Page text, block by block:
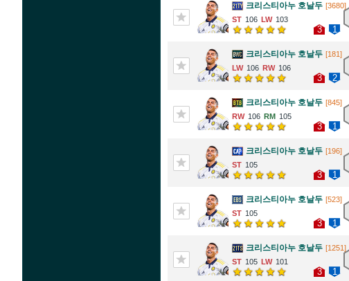
크리스티아누 호날두 [3680]
106
103
3 1
크리스티아누 호날두 [181]
106
106
3 2
크리스티아누 호날두 [845]
106
105
3 1
크리스티아누 호날두 [196]
105
3 1
크리스티아누 호날두 [523]
105
3 1
크리스티아누 호날두 [1251]
105
101
3 1